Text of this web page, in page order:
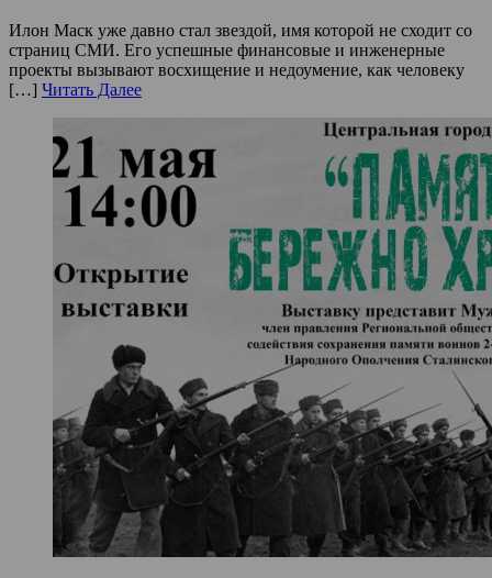
Илон Маск уже давно стал звездой, имя которой не сходит со
страниц СМИ. Его успешные финансовые и инженерные
проекты вызывают восхищение и недоумение, как человеку
[…] Читать Далее